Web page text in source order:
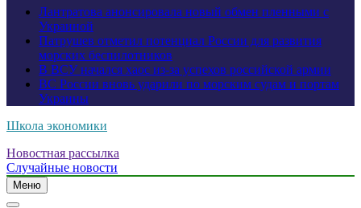
Лантратова анонсировала новый обмен пленными с
Украиной
Патрушев отметил потенциал России для развития
морских беспилотников
В ВСУ начался хаос из-за успехов российской армии
ВС России вновь ударили по морским судам и портам
Украины
Школа экономики
Новостная рассылка
Случайные новости
Меню